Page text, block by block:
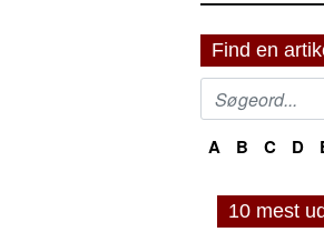
Find en
A B C D
10 mest